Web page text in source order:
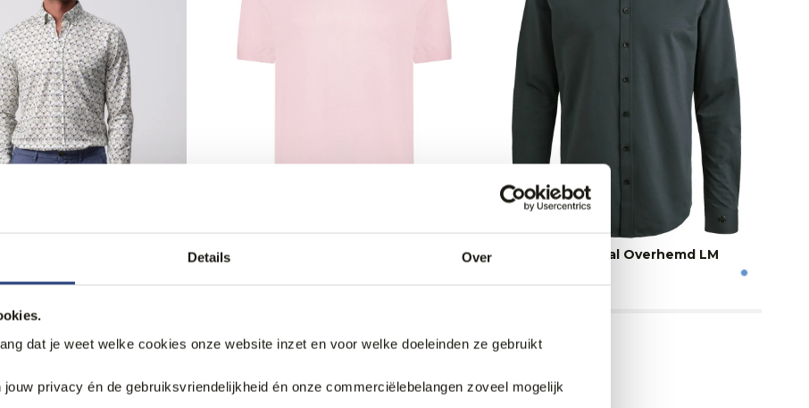
Details Over
dat je weet welke cookies onze website inzet en voor welke doeleinden ze gebruikt
privacy én de gebruiksvriendelijkheid én onze commerciëlebelangen zoveel mogelijk
Casual Overhemd LM
Blue Industry T-shirt Korte mouw
Cast Iron Casual Overhemd LM